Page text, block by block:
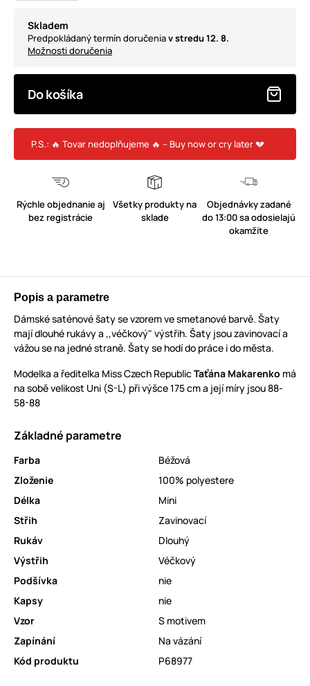
Skladem
Predpokládaný termín doručeniav stredu 12. 8.
Možnosti doručenia
Do košíka
P.S.: 🔥 Tovar nedoplňujeme 🔥 – Buy now or cry later 💔
Rýchle objednanie aj
bez registrácie
Všetky produkty na
sklade
Objednávky zadané
do 13:00 sa odosielajú
okamžite
Popis a parametre
Dámské saténové šaty se vzorem ve smetanové barvě. Šaty
mají dlouhé rukávy a ,,véčkový" výstřih. Šaty jsou zavinovací a
vážou se na jedné straně. Šaty se hodí do práce i do města.
Modelka a ředitelka Miss Czech RepublicTaťána Makarenko má
na sobě velikost Uni (S-L) při výšce 175 cm a její míry jsou 88-
58-88
Základné parametre
Farba
Béžová
Zloženie
100% polyestere
Délka
Mini
Střih
Zavinovací
Rukáv
Dlouhý
Výstřih
Véčkový
Podšívka
nie
Kapsy
nie
Vzor
S motivem
Zapínání
Na vázání
Kód produktu
P68977